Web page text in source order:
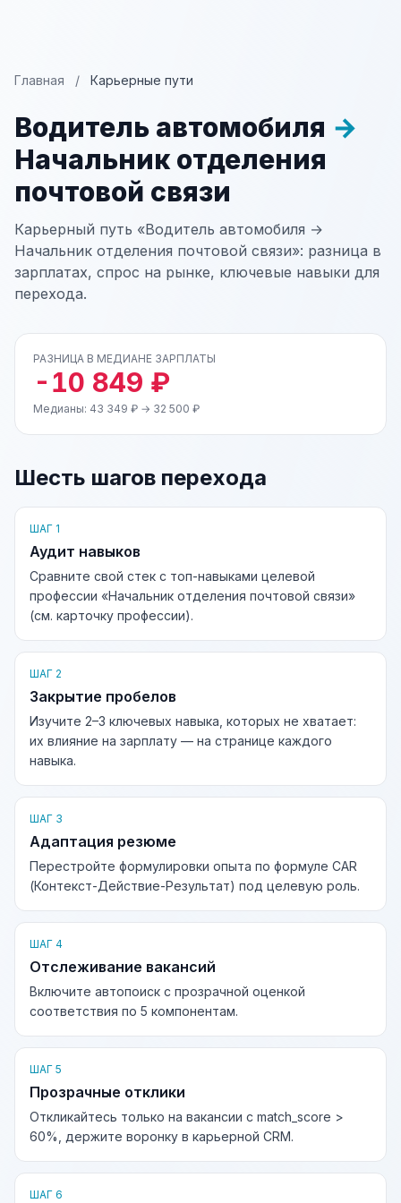
Главная / Карьерные пути
Водитель автомобиля →
Начальник отделения
почтовой связи
Карьерный путь «Водитель автомобиля →
Начальник отделения почтовой связи»: разница в
зарплатах, спрос на рынке, ключевые навыки для
перехода.
РАЗНИЦА В МЕДИАНЕ ЗАРПЛАТЫ
-10 849 ₽
Медианы: 43 349 ₽ → 32 500 ₽
Шесть шагов перехода
ШАГ 1
Аудит навыков
Сравните свой стек с топ-навыками целевой
профессии «Начальник отделения почтовой связи»
(см. карточку профессии).
ШАГ 2
Закрытие пробелов
Изучите 2–3 ключевых навыка, которых не хватает:
их влияние на зарплату — на странице каждого
навыка.
ШАГ 3
Адаптация резюме
Перестройте формулировки опыта по формуле CAR
(Контекст-Действие-Результат) под целевую роль.
ШАГ 4
Отслеживание вакансий
Включите автопоиск с прозрачной оценкой
соответствия по 5 компонентам.
ШАГ 5
Прозрачные отклики
Откликайтесь только на вакансии с match_score >
60%, держите воронку в карьерной CRM.
ШАГ 6